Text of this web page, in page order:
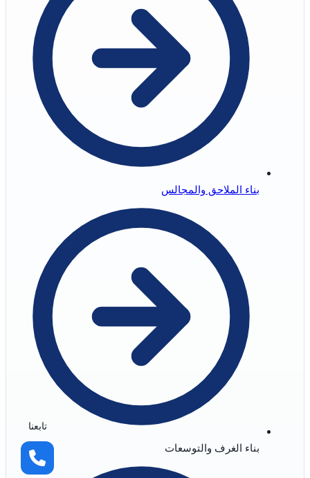
بناء الملاحق والمجالس
بناء الغرف والتوسعات
تابعنا